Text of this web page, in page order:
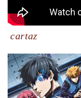
cartaz